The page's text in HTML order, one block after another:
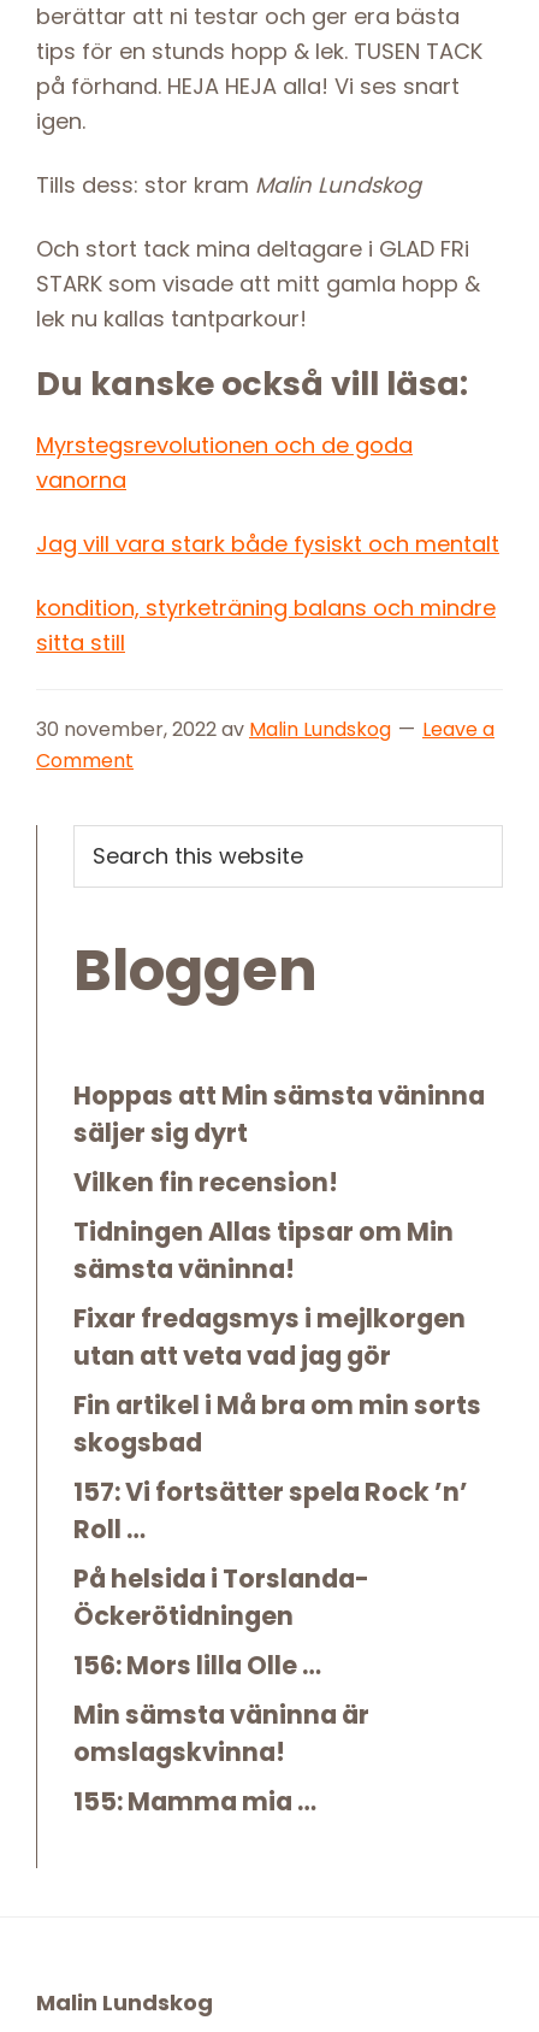
berättar att ni testar och ger era bästa
tips för en stunds hopp & lek. TUSEN TACK
på förhand. HEJA HEJA alla! Vi ses snart
igen.
Tills dess: stor kram Malin Lundskog
Och stort tack mina deltagare i GLAD FRi
STARK som visade att mitt gamla hopp &
lek nu kallas tantparkour!
Du kanske också vill läsa:
Myrstegsrevolutionen och de goda
vanorna
Jag vill vara stark både fysiskt och mentalt
kondition, styrketräning balans och mindre
sitta still
30 november, 2022av Malin Lundskog
Leave a
Comment
Primary
Sidebar
this
website
Bloggen
Hoppas att Min sämsta väninna
säljer sig dyrt
Vilken fin recension!
Tidningen Allas tipsar om Min
sämsta väninna!
Fixar fredagsmys i mejlkorgen
utan att veta vad jag gör
Fin artikel i Må bra om min sorts
skogsbad
157: Vi fortsätter spela Rock ’n’
Roll …
På helsida i Torslanda-
Öckerötidningen
156: Mors lilla Olle …
Min sämsta väninna är
omslagskvinna!
155: Mamma mia …
Footer
Malin Lundskog